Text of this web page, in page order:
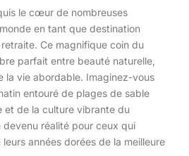
le cœur de nombreuses
en tant que destination
Ce magnifique coin du
parfait entre beauté naturelle,
la vie abordable. Imaginez-vous
entouré de plages de sable
et de la culture vibrante du
devenu réalité pour ceux qui
années dorées de la meilleure